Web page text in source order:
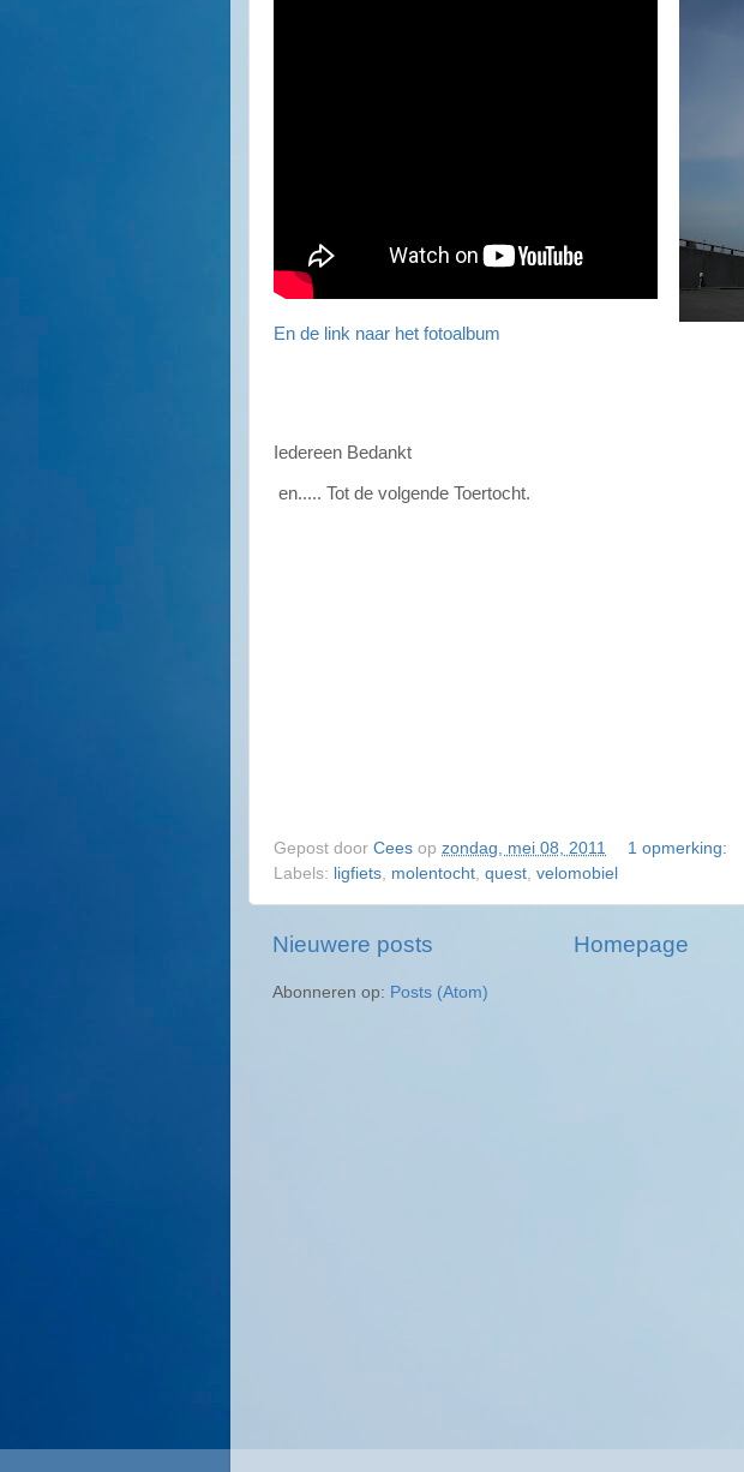
En de link naar het fotoalbum
Iedereen Bedankt
en..... Tot de volgende Toertocht.
Gepost door Cees op zondag, mei 08, 2011
1 opmerking:
Labels: ligfiets molentocht quest velomobiel
Nieuwere posts Homepage
Abonneren op: Posts (Atom)